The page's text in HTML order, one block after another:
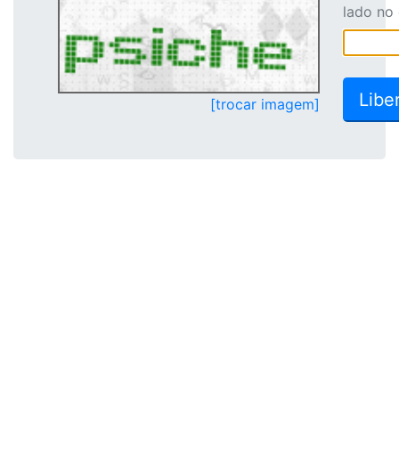
[trocar imagem]
lado no